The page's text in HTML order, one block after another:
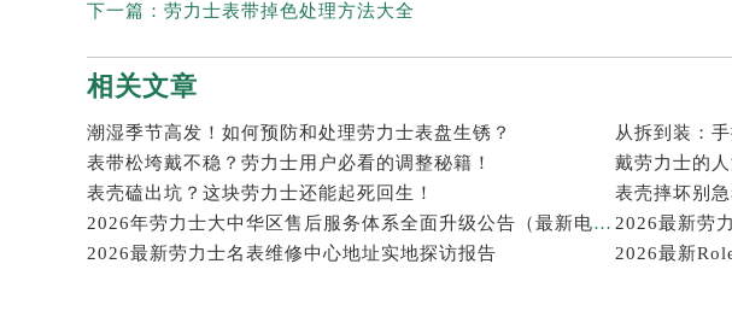
下一篇： 劳力士表带掉色处理方法大全
相关文章
潮湿季节高发！如何预防和处理劳力士表盘生锈？
从拆到装：
表带松垮戴不稳？劳力士用户必看的调整秘籍！
戴劳力士的
表壳磕出坑？这块劳力士还能起死回生！
表壳摔坏别
2026年劳力士大中华区售后服务体系全面升级公告（最新电话及地址） 2026最新劳
2026最新劳力士名表维修中心地址实地探访报告
2026最新